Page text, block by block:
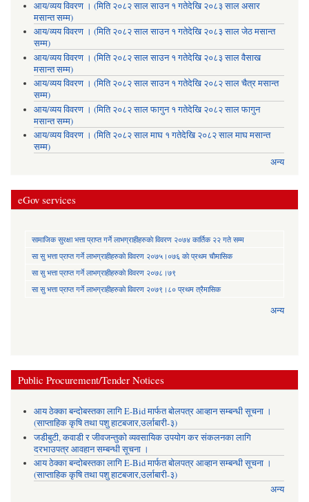
आय/व्यय विवरण । (मिति २०८२ साल साउन १ गतेदेखि २०८३ साल असार
मसान्त सम्म)
आय/व्यय विवरण । (मिति २०८२ साल साउन १ गतेदेखि २०८३ साल जेठ मसान्त
सम्म)
आय/व्यय विवरण । (मिति २०८२ साल साउन १ गतेदेखि २०८३ साल वैसाख
मसान्त सम्म)
आय/व्यय विवरण । (मिति २०८२ साल साउन १ गतेदेखि २०८२ साल चैत्र मसान्त
सम्म)
आय/व्यय विवरण । (मिति २०८२ साल फागुन १ गतेदेखि २०८२ साल फागुन
मसान्त सम्म)
आय/व्यय विवरण । (मिति २०८२ साल माघ १ गतेदेखि २०८२ साल माघ मसान्त
सम्म)
अन्य
eGov services
सामाजिक सुरक्षा भत्ता प्राप्त गर्ने लाभग्राहीहरुकाे विवरण २०७४ कार्तिक २२ गते सम्म
सा‍ सु भत्ता प्राप्त गर्ने लाभग्राहीहरुकाे विवरण २०७५।०७६ काे प्रथम चाैमासिक
सा‍ सु भत्ता प्राप्त गर्ने लाभग्राहीहरुकाे विवरण २०७८।७९
सा‍ सु भत्ता प्राप्त गर्ने लाभग्राहीहरुकाे विवरण २०७९।८० प्रथम त्रैमासिक
अन्य
Public Procurement/Tender Notices
आय ठेक्का बन्दोबस्तका लागि E-Bid मार्फत बोलपत्र आव्हान सम्बन्धी सूचना ।
(साप्ताहिक कृषि तथा पशु हाटबजार,उर्लाबारी-३)
जडीबुटी, कवाडी र जीवजन्तुको व्यवसायिक उपयोग कर संकलनका लागि
दरभाउपत्र आवहान सम्बन्धी सूचना ।
आय ठेक्का बन्दोबस्तका लागि E-Bid मार्फत बोलपत्र आव्हान सम्बन्धी सूचना ।
(साप्ताहिक कृषि तथा पशु हाटबजार,उर्लाबारी-३)
अन्य